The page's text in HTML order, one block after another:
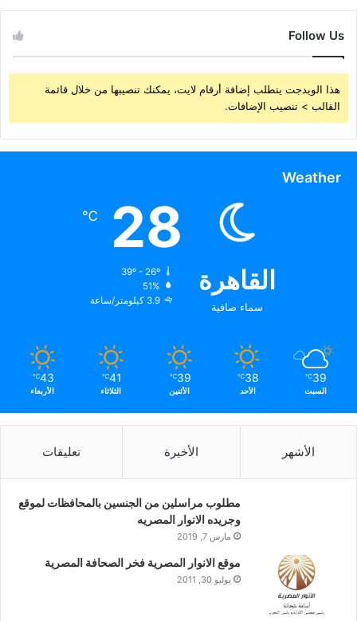
Follow Us
هذا الويدجت يتطلب إضافة أرقام لايت، يمكنك تنصيبها من خلال قائمة
القالب > تنصيب الإضافات.
Weather
القاهرة
سماء صافية
28
℃
39º - 26º
51%
3.9 كيلومتر/ساعة
39
℃
السبت
38
℃
الأحد
39
℃
الأثنين
41
℃
الثلاثاء
43
℃
الأربعاء
الأشهر الأخيرة تعليقات
مطلوب مراسلين من الجنسين بالمحافظات لموقع
وجريده الانوار المصريه
مارس 7, 2019
موقع الانوار المصرية فخر الصحافة المصرية
يوليو 30, 2011